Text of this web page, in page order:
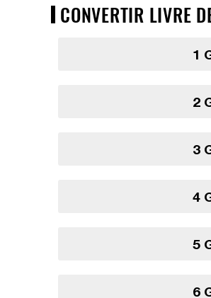
CONVERTIR LIVRE
1
2
3
4
5
6